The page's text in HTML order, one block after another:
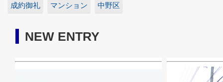
成約御礼 マンション 中野区
NEW ENTRY